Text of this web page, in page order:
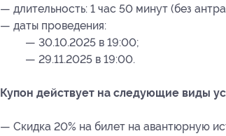
— длительность: 1 час 50 минут (без
— даты проведения:
— 30.10.2025 в 19:00;
— 29.11.2025 в 19:00.
Купон действует на следующие виды
— Скидка 20% на билет на авантюрную